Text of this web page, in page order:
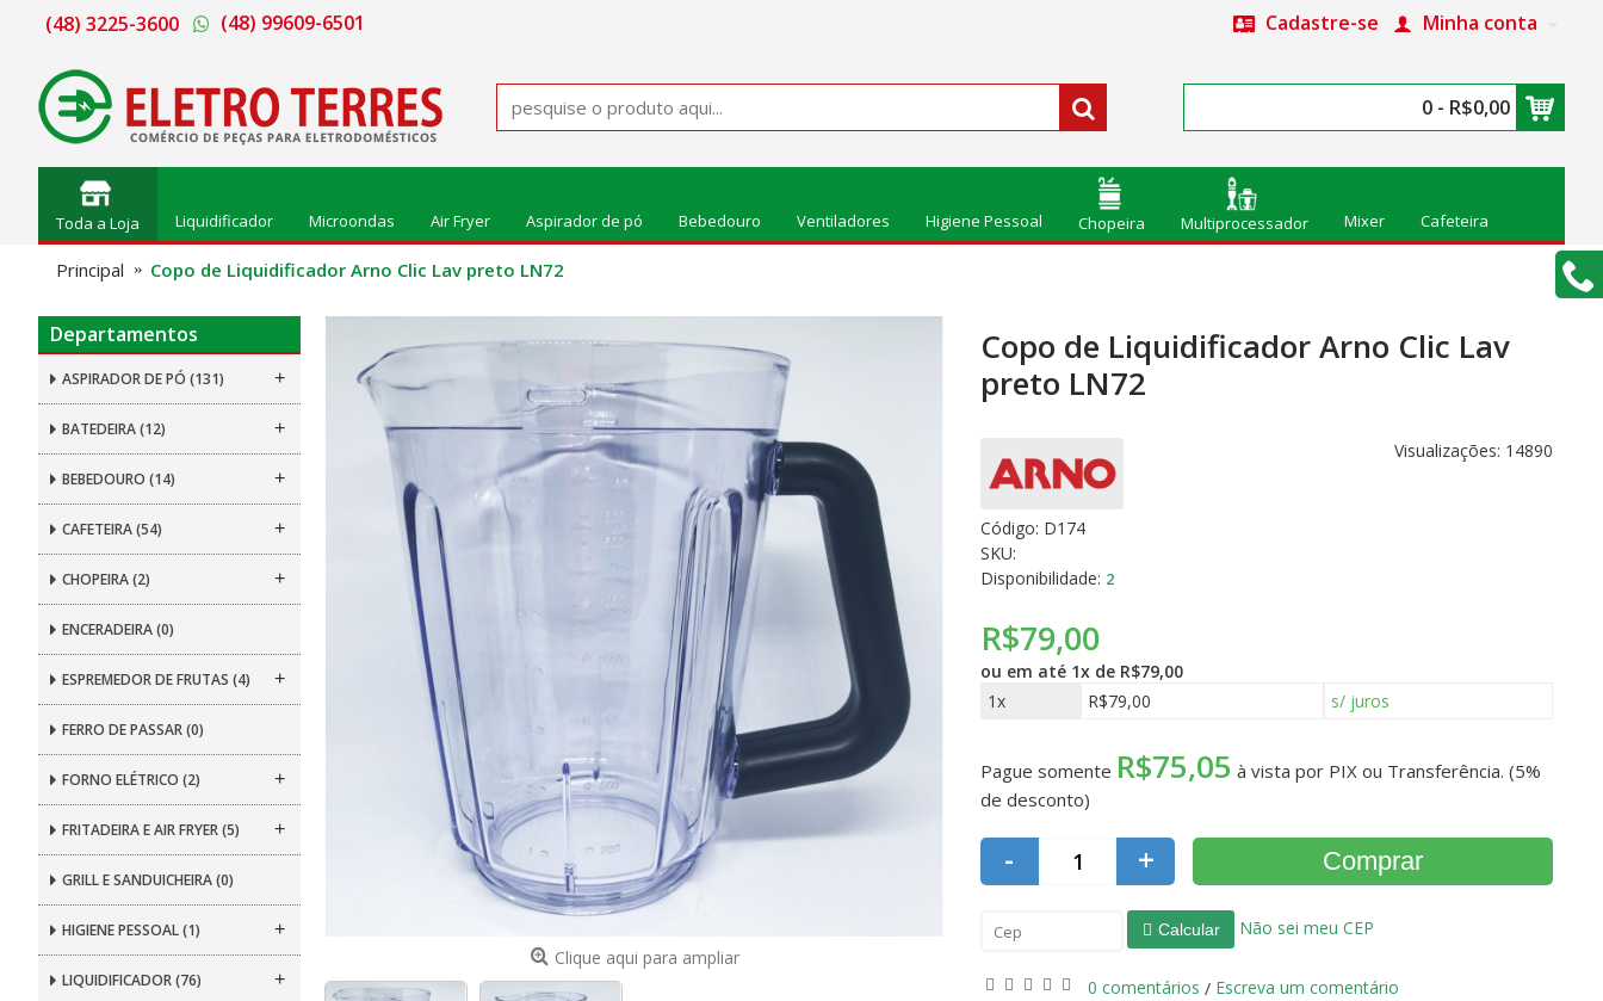
(48) 3225-3600 (48) 99609-6501 Cadastre-se Minha conta
0 - R$0,00
Toda a Loja Liquidificador Microondas Air Fryer Aspirador de pó Bebedouro Ventiladores Higiene Pessoal Chopeira Multiprocessador Mixer Cafeteira
Principal Copo de Liquidificador Arno Clic Lav preto LN72
Departamentos
ASPIRADOR DE PÓ (131) +
BATEDEIRA(12) +
BEBEDOURO (14) +
CAFETEIRA(54) +
CHOPEIRA(2) +
ENCERADEIRA(0)
ESPREMEDOR DE FRUTAS (4) +
FERRO DE PASSAR(0)
FORNO ELÉTRICO (2) +
FRITADEIRA E AIR FRYER(5) +
GRILL E SANDUICHEIRA(0)
HIGIENE PESSOAL(1) +
LIQUIDIFICADOR(76) +
Clique aqui para ampliar
Copo de Liquidificador Arno Clic Lav
preto LN72
Visualizações: 14890
Código: D174
SKU:
Disponibilidade: 2
R$79,00
ou em até 1x de R$79,00
1x
R$79,00 s/ juros
Pague somente R$75,05 à vista por PIX ou Transferência. (5%
de desconto)
- + Comprar
Calcular Não sei meu CEP
0 comentários / Escreva um comentário